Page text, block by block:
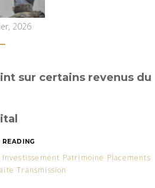
2026
sur certains revenus du
READING
Patrimoine Placements
Transmission